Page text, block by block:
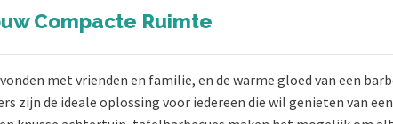
Compacte Ruimte
met vrienden en familie, en de warme gloed van een
de ideale oplossing voor iedereen die wil genieten van